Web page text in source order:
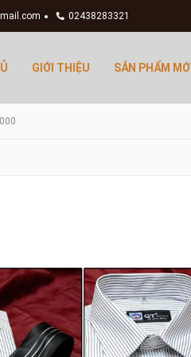
02438283321
GIỚI THIỆU SẢN PHẨM MỚI